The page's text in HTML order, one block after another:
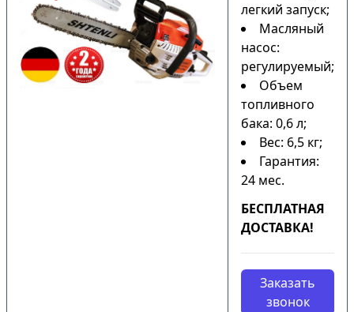
легкий запуск;
Масляный
насос:
регулируемый;
Объем
топливного
бака: 0,6 л;
Вес: 6,5 кг;
Гарантия:
24 мес.
БЕСПЛАТНАЯ
ДОСТАВКА!
Заказать
звонок